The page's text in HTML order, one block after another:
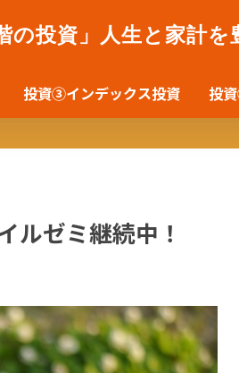
の投資」人生と家計
投資③インデックス投資 投
ルゼミ継続中！